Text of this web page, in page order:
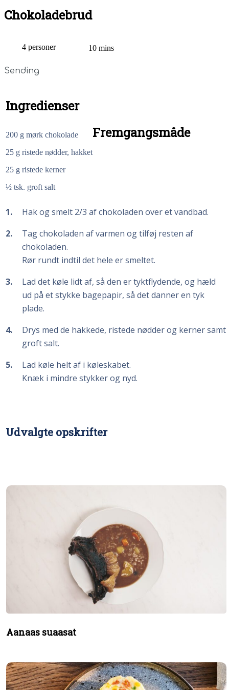
Chokoladebrud
4 personer 10 mins
Sending
Ingredienser
200 g mørk chokolade
25 g ristede nødder, hakket
25 g ristede kerner
½ tsk. groft salt
Fremgangsmåde
1
Hak og smelt 2/3 af chokoladen over et vandbad.
2
Tag chokoladen af varmen og tilføj resten af
chokoladen.
Rør rundt indtil det hele er smeltet.
3
Lad det køle lidt af, så den er tyktflydende, og hæld
ud på et stykke bagepapir, så det danner en tyk
plade.
4
Drys med de hakkede, ristede nødder og kerner samt
groft salt.
5
Lad køle helt af i køleskabet.
Knæk i mindre stykker og nyd.
Udvalgte opskrifter
Aanaas suaasat